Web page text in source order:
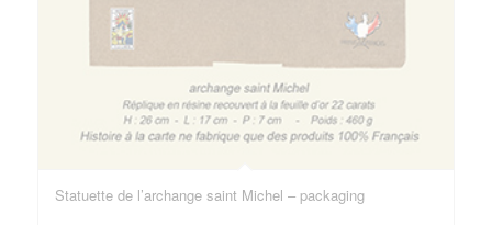
Statuette de l’archange saint Michel – packaging